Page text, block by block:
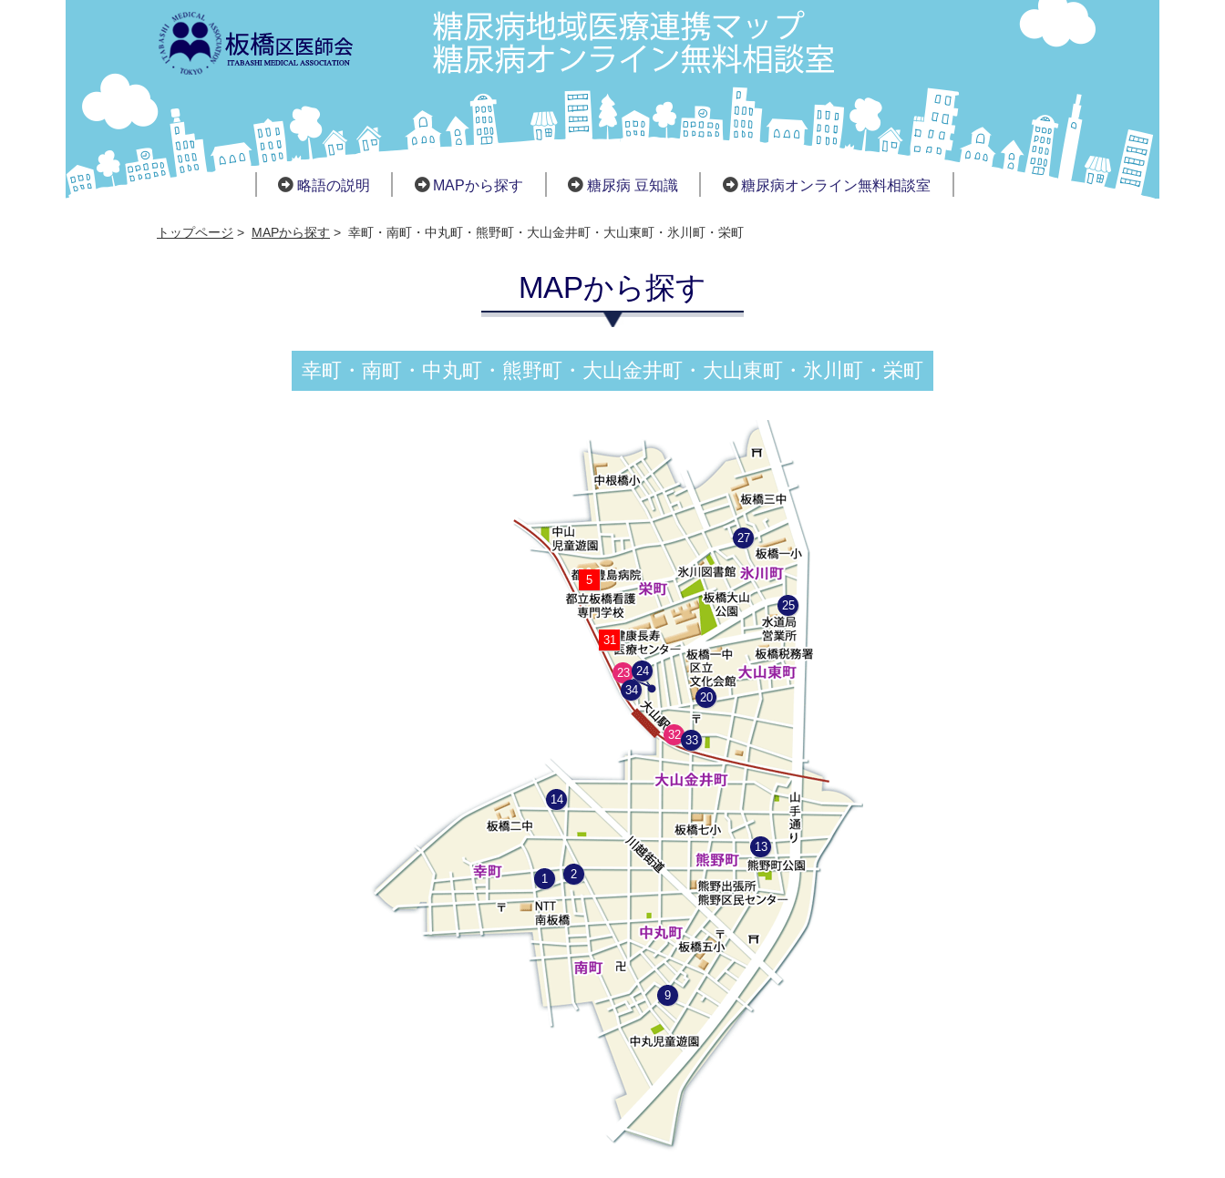
略語の説明 MAPから探す 糖尿病 豆知識 糖尿病オンライン無料相談室
トップページ > MAPから探す > 幸町・南町・中丸町・熊野町・大山金井町・大山東町・氷川町・栄町
MAPから探す
幸町・南町・中丸町・熊野町・大山金井町・大山東町・氷川町・栄町
5
31
1 2
9
13
14
20
24
25
27
33
34
23
32